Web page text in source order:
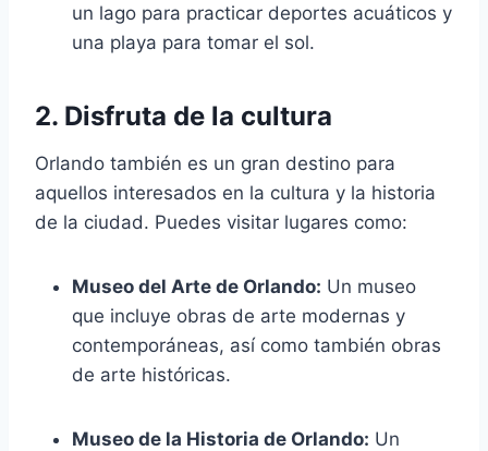
un lago para practicar deportes acuáticos y
una playa para tomar el sol.
2. Disfruta de la cultura
Orlando también es un gran destino para
aquellos interesados en la cultura y la historia
de la ciudad. Puedes visitar lugares como:
Museo del Arte de Orlando: Un museo
que incluye obras de arte modernas y
contemporáneas, así como también obras
de arte históricas.
Museo de la Historia de Orlando: Un